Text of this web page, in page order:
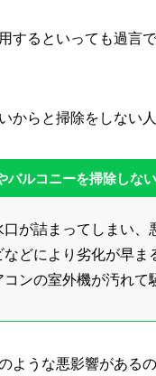
するといっても過言
からと掃除をしない
バルコニーを掃除しな
口が詰まってしまい、
などにより劣化が早ま
コンの室外機が汚れて
ような悪影響がある